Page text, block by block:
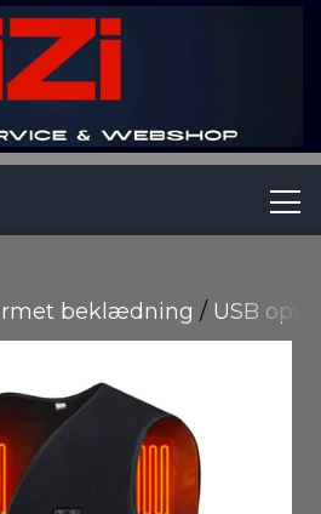
IZI APS
WEBSHOP
- PRIVAT & ERHVERV.
beklædning USB